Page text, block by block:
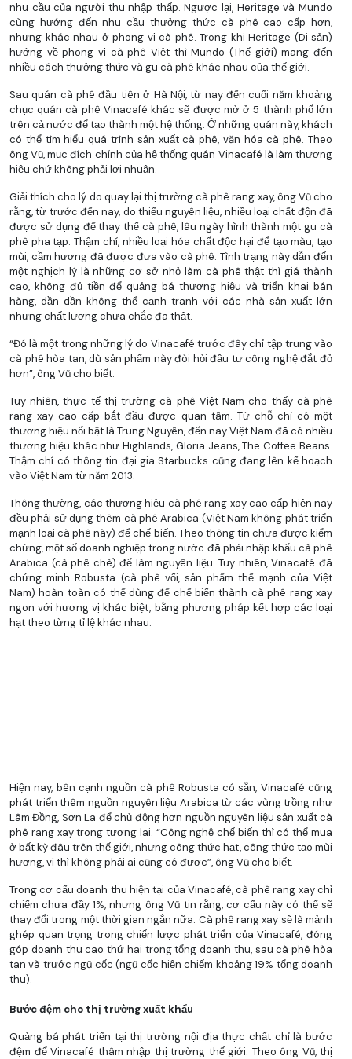
nhu cầu của người thu nhập thấp. Ngược lại, Heritage và Mundo
cùng hướng đến nhu cầu thưởng thức cà phê cao cấp hơn,
nhưng khác nhau ở phong vị cà phê. Trong khi Heritage (Di sản)
hướng về phong vị cà phê Việt thì Mundo (Thế giới) mang đến
nhiều cách thưởng thức và gu cà phê khác nhau của thế giới.
Sau quán cà phê đầu tiên ở Hà Nội, từ nay đến cuối năm khoảng
chục quán cà phê Vinacafé khác sẽ được mở ở 5 thành phố lớn
trên cả nước để tạo thành một hệ thống. Ở những quán này, khách
có thể tìm hiểu quá trình sản xuất cà phê, văn hóa cà phê. Theo
ông Vũ, mục đích chính của hệ thống quán Vinacafé là làm thương
hiệu chứ không phải lợi nhuận.
Giải thích cho lý do quay lại thị trường cà phê rang xay, ông Vũ cho
rằng, từ trước đến nay, do thiếu nguyên liệu, nhiều loại chất độn đã
được sử dụng để thay thế cà phê, lâu ngày hình thành một gu cà
phê pha tạp. Thậm chí, nhiều loại hóa chất độc hại để tạo màu, tạo
mùi, cầm hương đã được đưa vào cà phê. Tình trạng này dẫn đến
một nghịch lý là những cơ sở nhỏ làm cà phê thật thì giá thành
cao, không đủ tiền để quảng bá thương hiệu và triển khai bán
hàng, dần dần không thể cạnh tranh với các nhà sản xuất lớn
nhưng chất lượng chưa chắc đã thật.
“Đó là một trong những lý do Vinacafé trước đây chỉ tập trung vào
cà phê hòa tan, dù sản phẩm này đòi hỏi đầu tư công nghệ đắt đỏ
hơn”, ông Vũ cho biết.
Tuy nhiên, thực tế thị trường cà phê Việt Nam cho thấy cà phê
rang xay cao cấp bắt đầu được quan tâm. Từ chỗ chỉ có một
thương hiệu nổi bật là Trung Nguyên, đến nay Việt Nam đã có nhiều
thương hiệu khác như Highlands, Gloria Jeans, The Coffee Beans.
Thậm chí có thông tin đại gia Starbucks cũng đang lên kế hoạch
vào Việt Nam từ năm 2013.
Thông thường, các thương hiệu cà phê rang xay cao cấp hiện nay
đều phải sử dụng thêm cà phê Arabica (Việt Nam không phát triển
mạnh loại cà phê này) để chế biến. Theo thông tin chưa được kiểm
chứng, một số doanh nghiệp trong nước đã phải nhập khẩu cà phê
Arabica (cà phê chè) để làm nguyên liệu. Tuy nhiên, Vinacafé đã
chứng minh Robusta (cà phê vối, sản phẩm thế mạnh của Việt
Nam) hoàn toàn có thể dùng để chế biến thành cà phê rang xay
ngon với hương vị khác biệt, bằng phương pháp kết hợp các loại
hạt theo từng tỉ lệ khác nhau.
Hiện nay, bên cạnh nguồn cà phê Robusta có sẵn, Vinacafé cũng
phát triển thêm nguồn nguyên liệu Arabica từ các vùng trồng như
Lâm Đồng, Sơn La để chủ động hơn nguồn nguyên liệu sản xuất cà
phê rang xay trong tương lai. “Công nghệ chế biến thì có thể mua
ở bất kỳ đâu trên thế giới, nhưng công thức hạt, công thức tạo mùi
hương, vị thì không phải ai cũng có được”, ông Vũ cho biết.
Trong cơ cấu doanh thu hiện tại của Vinacafé, cà phê rang xay chỉ
chiếm chưa đầy 1%, nhưng ông Vũ tin rằng, cơ cấu này có thể sẽ
thay đổi trong một thời gian ngắn nữa. Cà phê rang xay sẽ là mảnh
ghép quan trọng trong chiến lược phát triển của Vinacafé, đóng
góp doanh thu cao thứ hai trong tổng doanh thu, sau cà phê hòa
tan và trước ngũ cốc (ngũ cốc hiện chiếm khoảng 19% tổng doanh
thu).
Bước đệm cho thị trường xuất khẩu
Quảng bá phát triển tại thị trường nội địa thực chất chỉ là bước
đệm để Vinacafé thâm nhập thị trường thế giới. Theo ông Vũ, thị